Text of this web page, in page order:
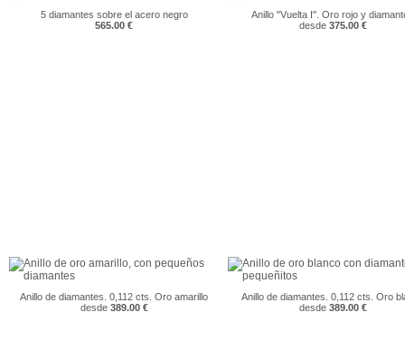
5 diamantes sobre el acero negro
565.00 €
Anillo "Vuelta I". Oro rojo y
desde375.00 €
Anillo de diamantes. 0,112 cts. Oro amarillo
desde389.00 €
Anillo de diamantes. 0,112 cts. Oro
desde389.00 €